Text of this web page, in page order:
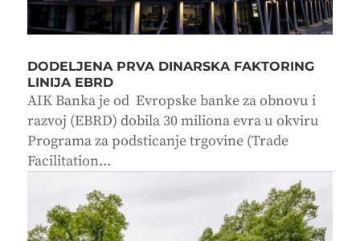
DODELJENA PRVA DINARSKA FAKTORING
LINIJA EBRD
AIK Banka je od Evropske banke za obnovu i
razvoj (EBRD) dobila 30 miliona evra u okviru
Programa za podsticanje trgovine (Trade
Facilitation...